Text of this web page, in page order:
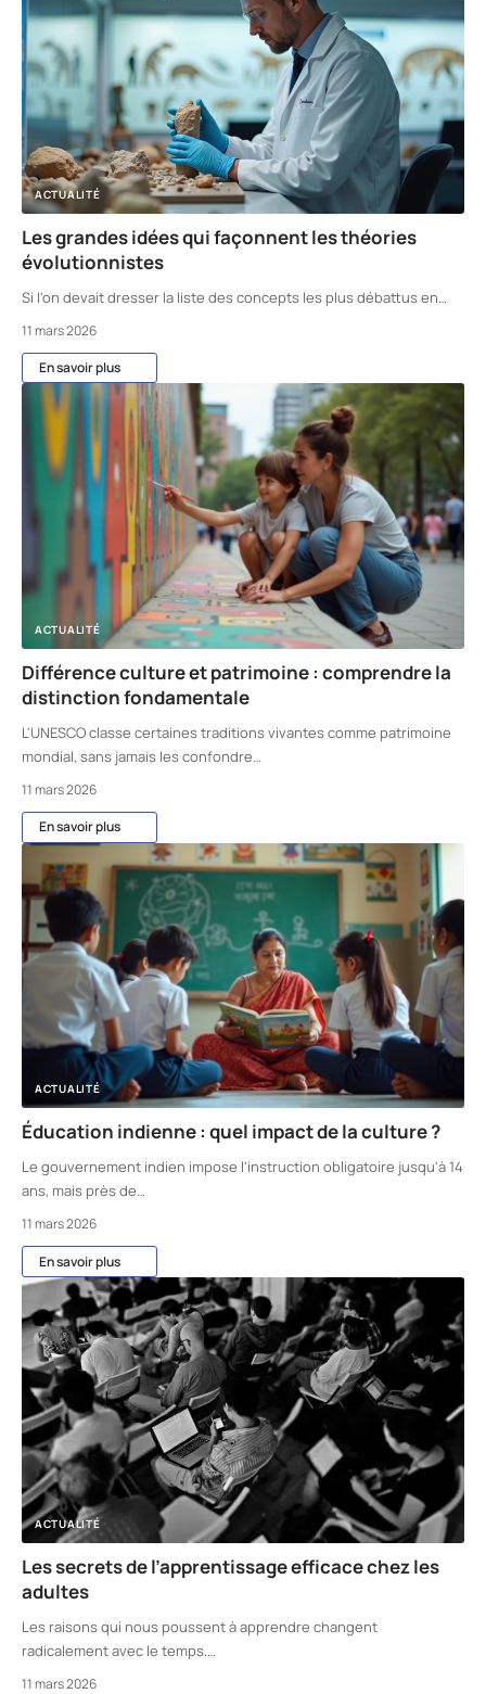
ACTUALITÉ
Les grandes idées qui façonnent les théories
évolutionnistes
Si l'on devait dresser la liste des concepts les plus débattus en…
11 mars 2026
En savoir plus
ACTUALITÉ
Différence culture et patrimoine : comprendre la
distinction fondamentale
L'UNESCO classe certaines traditions vivantes comme patrimoine
mondial, sans jamais les confondre…
11 mars 2026
En savoir plus
ACTUALITÉ
Éducation indienne : quel impact de la culture ?
Le gouvernement indien impose l'instruction obligatoire jusqu'à 14
ans, mais près de…
11 mars 2026
En savoir plus
ACTUALITÉ
Les secrets de l’apprentissage efficace chez les
adultes
Les raisons qui nous poussent à apprendre changent
radicalement avec le temps.
11 mars 2026